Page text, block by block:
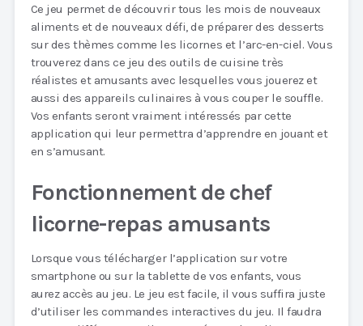
Ce jeu permet de découvrir tous les mois de nouveaux
aliments et de nouveaux défi, de préparer des desserts
sur des thèmes comme les licornes et l’arc-en-ciel. Vous
trouverez dans ce jeu des outils de cuisine très
réalistes et amusants avec lesquelles vous jouerez et
aussi des appareils culinaires à vous couper le souffle.
Vos enfants seront vraiment intéressés par cette
application qui leur permettra d’apprendre en jouant et
en s’amusant.
Fonctionnement de chef
licorne-repas amusants
Lorsque vous télécharger l’application sur votre
smartphone ou sur la tablette de vos enfants, vous
aurez accès au jeu. Le jeu est facile, il vous suffira juste
d’utiliser les commandes interactives du jeu. Il faudra